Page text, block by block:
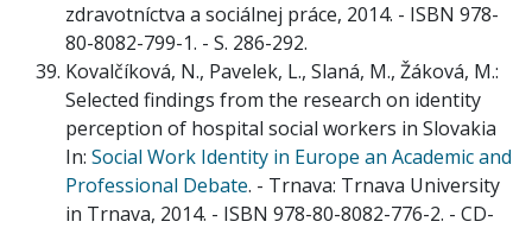
zdravotníctva a sociálnej práce, 2014. - ISBN 978-
80-8082-799-1. - S. 286-292.
Kovalčíková, N., Pavelek, L., Slaná, M., Žáková, M.:
Selected findings from the research on identity
perception of hospital social workers in Slovakia
In: Social Work Identity in Europe an Academic and
Professional Debate. - Trnava: Trnava University
in Trnava, 2014. - ISBN 978-80-8082-776-2. - CD-